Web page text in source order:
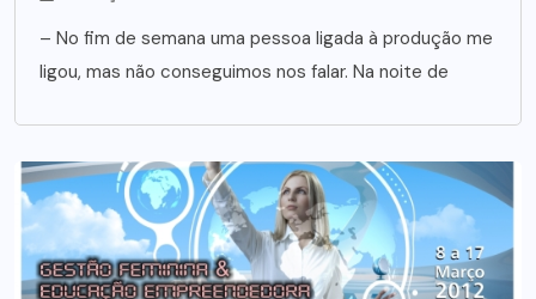
– No fim de semana uma pessoa ligada à produção me
ligou, mas não conseguimos nos falar. Na noite de